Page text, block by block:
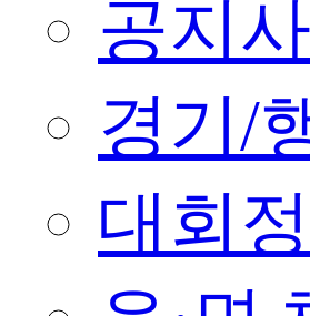
공지
경기/
대회